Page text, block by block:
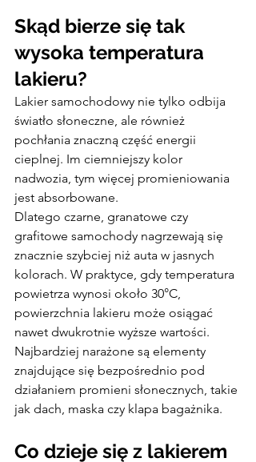
Skąd bierze się tak
wysoka temperatura
lakieru?
Lakier samochodowy nie tylko odbija
światło słoneczne, ale również
pochłania znaczną część energii
cieplnej. Im ciemniejszy kolor
nadwozia, tym więcej promieniowania
jest absorbowane.
Dlatego czarne, granatowe czy
grafitowe samochody nagrzewają się
znacznie szybciej niż auta w jasnych
kolorach. W praktyce, gdy temperatura
powietrza wynosi około 30°C,
powierzchnia lakieru może osiągać
nawet dwukrotnie wyższe wartości.
Najbardziej narażone są elementy
znajdujące się bezpośrednio pod
działaniem promieni słonecznych, takie
jak dach, maska czy klapa bagażnika.
Co dzieje się z lakierem